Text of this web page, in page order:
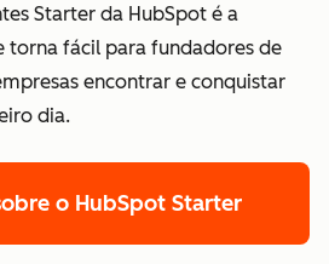
Starter da HubSpot é a
torna fácil para fundadores de
encontrar e conquistar
dia.
o HubSpot Starter